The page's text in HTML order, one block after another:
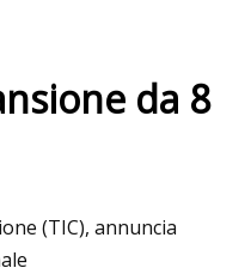
da 8
(TIC), annuncia